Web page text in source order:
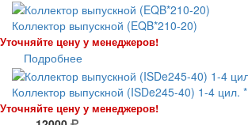
Коллектор выпускной (EQB*210-20)
Уточняйте цену у менеджеров!
Подробнее
Коллектор выпускной (ISDe245-40) 1-4 цил. *
Уточняйте цену у менеджеров!